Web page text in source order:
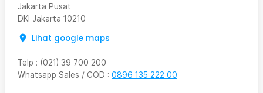
Jakarta Pusat
DKI Jakarta 10210
Lihat google maps
Telp : (021) 39 700 200
Whatsapp Sales / COD : 0896 135 222 00